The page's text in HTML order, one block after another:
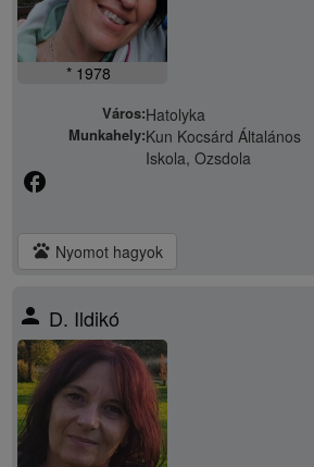
* 1978
Város:Hatolyka
Munkahely:Kun Kocsárd Általános
Iskola, Ozsdola
facebook
pets Nyomot hagyok
person D. Ildikó